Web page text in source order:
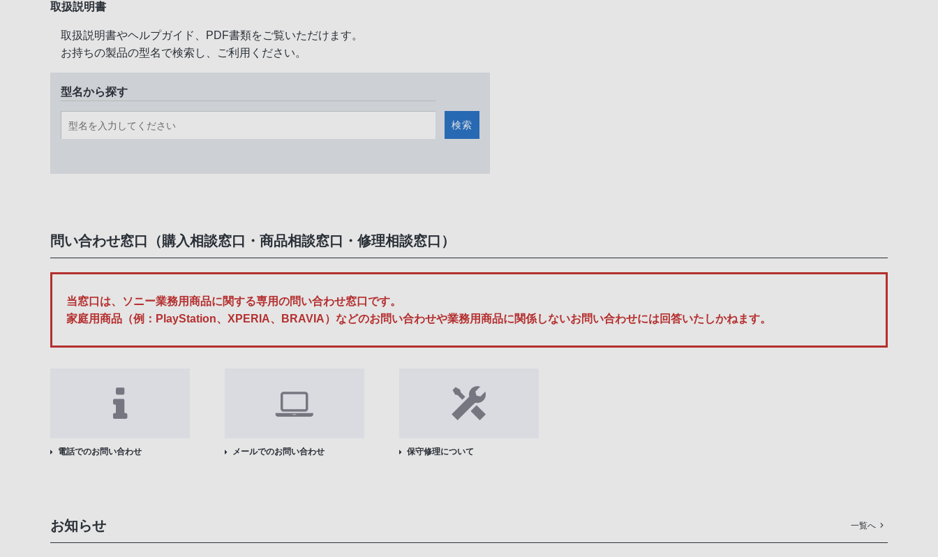
取扱説明書
取扱説明書やヘルプガイド、PDF書類をご覧いただけます。
お持ちの製品の型名で検索し、ご利用ください。
型名から探す
検索
問い合わせ窓口（購入相談窓口・商品相談窓口・修理相談窓口）
当窓口は、ソニー業務用商品に関する専用の問い合わせ窓口です。
家庭用商品（例：PlayStation、XPERIA、BRAVIA）などのお問い合わせや業務用商品に関係しないお問い合わせには回答いたしかねます。
電話でのお問い合わせ メールでのお問い合わせ 保守修理について
お知らせ 一覧へ